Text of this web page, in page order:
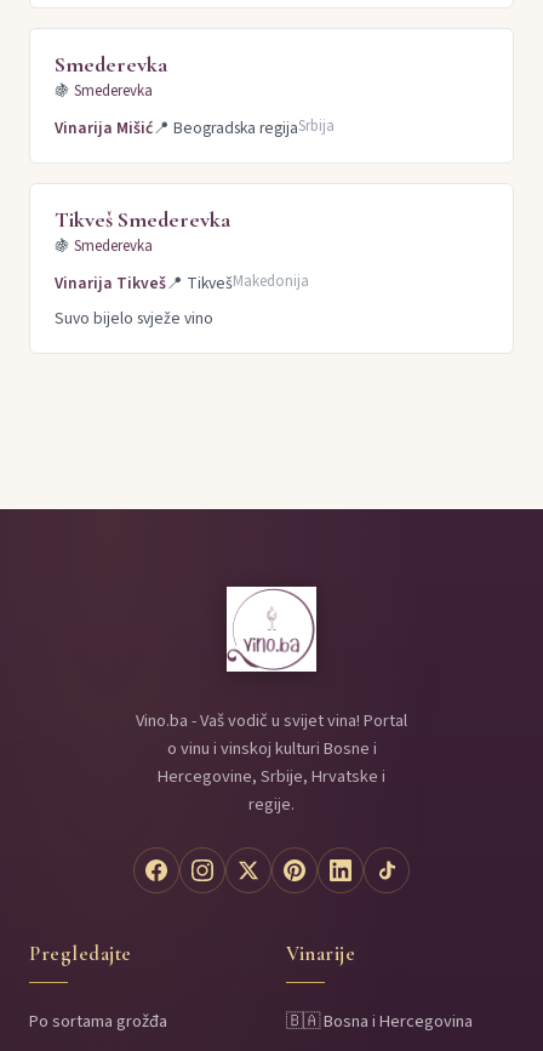
Smederevka
🍇 Smederevka
Vinarija Mišić📍 Beogradska regijaSrbija
Tikveš Smederevka
🍇 Smederevka
Vinarija Tikveš📍 TikvešMakedonija
Suvo bijelo svježe vino
Vino.ba - Vaš vodič u svijet vina! Portal
o vinu i vinskoj kulturi Bosne i
Hercegovine, Srbije, Hrvatske i
regije.
Pregledajte
Po sortama grožđa
Vinarije
🇧🇦 Bosna i Hercegovina